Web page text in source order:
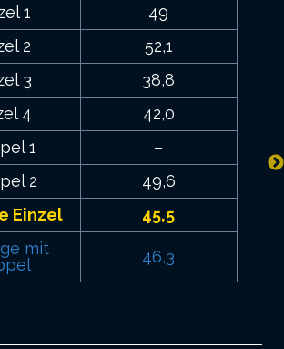
1
49
2
52,1
3
38,8
4
42,0
1
–
2
49,6
Einzel
45,5
mit
46,3